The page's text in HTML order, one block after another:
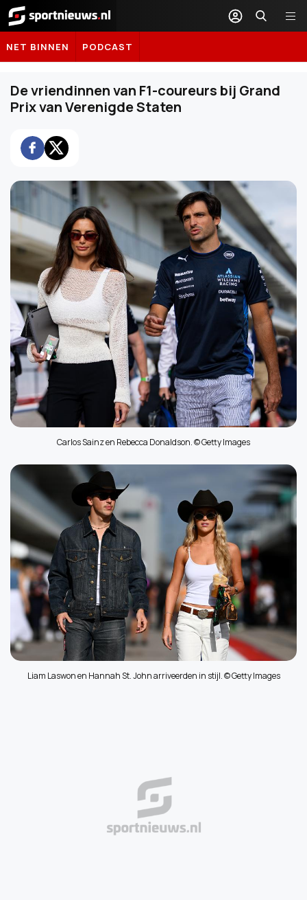
Sportnieuws.nl
NET BINNEN PODCAST
De vriendinnen van F1-coureurs bij Grand
Prix van Verenigde Staten
Carlos Sainz en Rebecca Donaldson. © Getty Images
Liam Laswon en Hannah St. John arriveerden in stijl. © Getty Images